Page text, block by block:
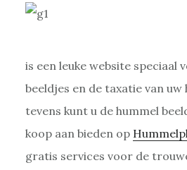
is een leuke website speciaal
beeldjes en de taxatie van uw
tevens kunt u de hummel
koop aan bieden op
gratis services voor de